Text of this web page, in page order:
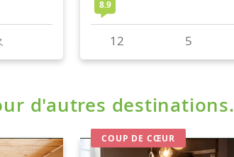
d'autres destinations.